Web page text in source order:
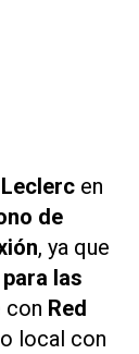
en
de
, ya que
las
con Red
local con